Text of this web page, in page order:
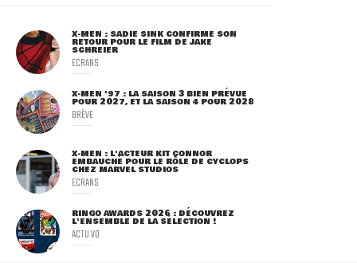
X-MEN : SADIE SINK CONFIRME SON
RETOUR POUR LE FILM DE JAKE
SCHREIER
ECRANS
X-MEN '97 : LA SAISON 3 BIEN PRÉVUE
POUR 2027, ET LA SAISON 4 POUR 2028
BRÈVE
X-MEN : L'ACTEUR KIT CONNOR
EMBAUCHÉ POUR LE RÔLE DE CYCLOPS
CHEZ MARVEL STUDIOS
ECRANS
RINGO AWARDS 2026 : DÉCOUVREZ
L'ENSEMBLE DE LA SÉLECTION !
ACTU VO